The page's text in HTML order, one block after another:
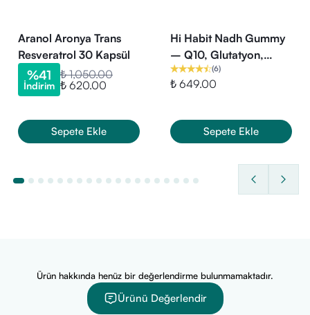
Aranol Aronya Trans
Resveratrol 30 Kapsül
%41
İndirim
₺ 1,050.00
₺ 620.00
Sepete Ekle
Hi Habit Nadh Gummy
– Q10, Glutatyon,
Resveratrol Içeren
Vegan Takviye Edici
(6)
₺ 649.00
Sepete Ekle
Ürün hakkında henüz bir değerlendirme bulunmamaktadır.
Ürünü Değerlendir